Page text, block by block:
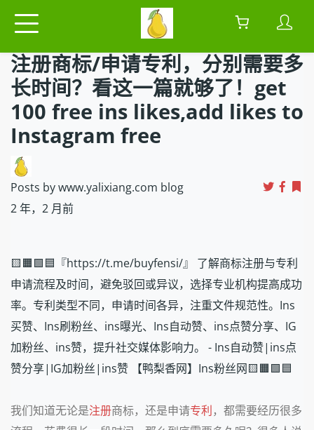
注册商标/申请专利，分别需要多
长时间？看这一篇就够了！get
100 free ins likes,add likes to
Instagram free
Posts by www.yalixiang.com blog
2 年，2 月前
🟨🟧🟩🟦『https://t.me/buyfensi/』 了解商标注册与专利
申请流程及时间，避免驳回或异议，选择专业机构提高成功
率。专利类型不同，申请时间各异，注重文件规范性。Ins
买赞、Ins刷粉丝、ins曝光、Ins自动赞、ins点赞分享、IG
加粉丝、ins赞，提升社交媒体影响力。 - Ins自动赞|ins点
赞分享|IG加粉丝|ins赞 【鸭梨香网】Ins粉丝网🟨🟧🟩🟦
我们知道无论是注册商标，还是申请专利，都需要经历很多